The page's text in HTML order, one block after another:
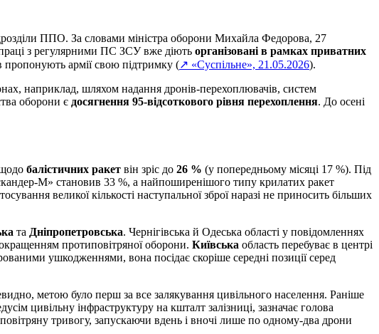
ППО. За словами міністра оборони Михайла Федорова, 27
з регулярними ПС ЗСУ вже діють організовані в рамках приватних
армії свою підтримку (↗ «Суспільне», 21.05.2026).
наприклад, шляхом надання дронів-перехоплювачів, систем
оборони є досягнення 95-відсоткового рівня перехоплення. До осені
балістичних ракет він зріс до 26 % (у попередньому місяці 17 %). Під
М» становив 33 %, а найпоширенішого типу крилатих ракет
великої кількості наступальної зброї наразі не приносить більших
та Дніпропетровська. Чернігівська й Одеська області у повідомленнях
протиповітряної оборони. Київська область перебуває в центрі
ушкодженнями, вона посідає скоріше середні позиції серед
метою було перш за все залякування цивільного населення. Раніше
цивільну інфраструктуру на кшталт залізниці, зазначає голова
тривогу, запускаючи вдень і вночі лише по одному-два дрони